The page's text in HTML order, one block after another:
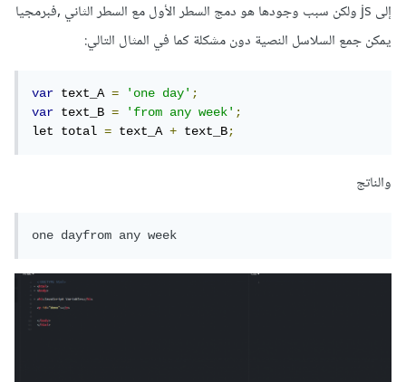
إلى js ولكن سبب وجودها هو دمج السطر الأول مع السطر الثاني ,فبرمجيا
يمكن جمع السلاسل النصية دون مشكلة كما في المثال التالي:
var text_A = 'one day';
var text_B = 'from any week';
let total = text_A + text_B;
والناتج
one dayfrom any week